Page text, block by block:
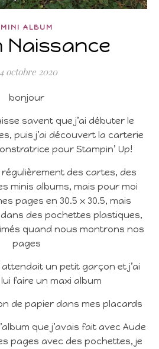
MINI ALBUM
Naissance
octobre 2020
bonjour
savent que j’ai débuter le
puis j’ai découvert la carterie
pour Stampin’ Up!
des cartes, des
minis albums, mais pour moi
pages en 30.5 x 30.5, mais
des pochettes plastiques,
quand nous montrons nos
pages
attendait un petit garçon et j’ai
faire un maxi album
de papier dans mes placards
que j’avais fait avec Aude
pages avec des pochettes, je